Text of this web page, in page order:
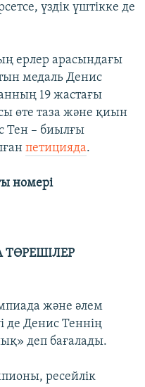
үздік үштікке де
ерлер арасындағы
медаль Денис
19 жастағы
өте таза және қиын
Тен – биылғы
петицияда.
номері
және әлем
де Денис Теннің
деп бағалады.
ресейлік